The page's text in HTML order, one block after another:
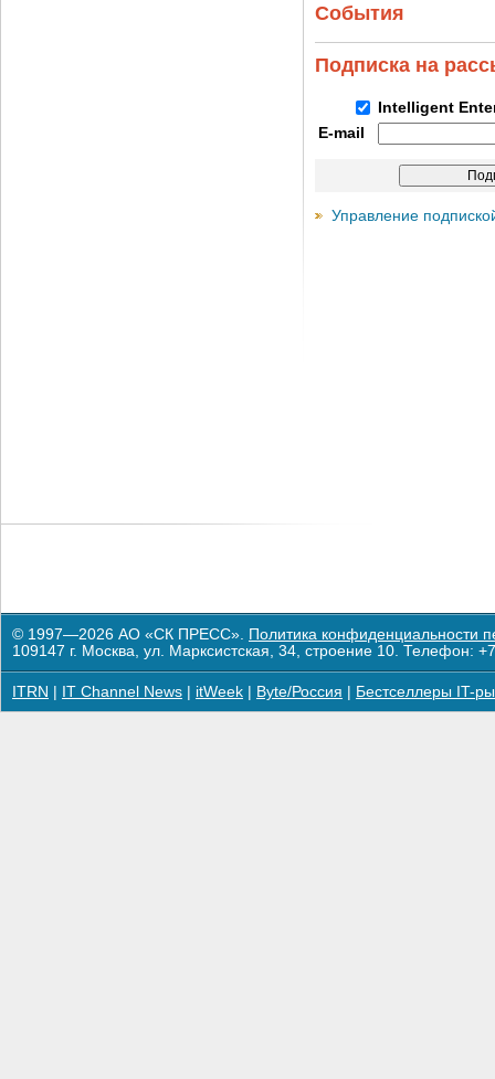
События
Подписка на
Intelligent
E-mail
Управление
© 1997—2026 АО «СК ПРЕСС». Политика конфиденциальности
109147 г. Москва, ул. Марксистская, 34, строение 10. Телефон:
ITRN IT Channel News itWeek Byte/Россия Бестселлеры IT-